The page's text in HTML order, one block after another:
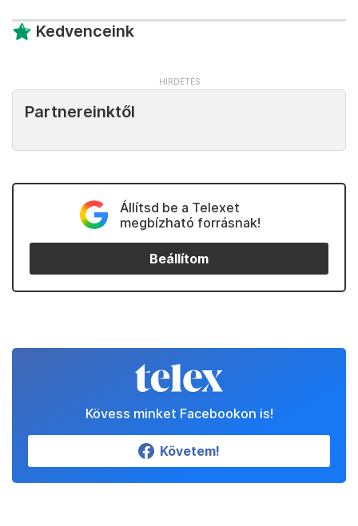
Kedvenceink
Partnereinktől
Állítsd be a Telexet
megbízható forrásnak!
Beállítom
Kövess minket Facebookon is!
Követem!